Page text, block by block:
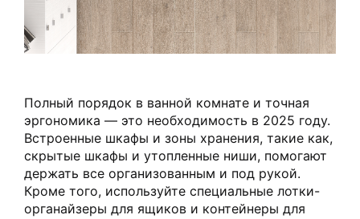
Полный порядок в ванной комнате и точная
эргономика — это необходимость в 2025 году.
Встроенные шкафы и зоны хранения, такие как,
скрытые шкафы и утопленные ниши, помогают
держать все организованным и под рукой.
Кроме того, используйте специальные лотки-
органайзеры для ящиков и контейнеры для